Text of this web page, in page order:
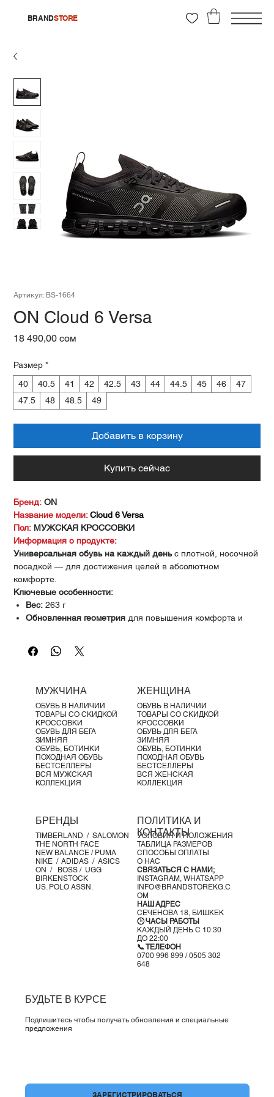
BRANDSTORE
Артикул: BS-1664
ON Cloud 6 Versa
18 490,00 сом
Размер *
40
40.5 41 42 42.5 43 44 44.5 45 46
47
47.5
48 48.5 49
Добавить в корзину
Купить сейчас
Бренд: ON
Название модели:Cloud 6 Versa
Пол: МУЖСКАЯ КРОССОВКИ
Информация о продукте:
Универсальная обувь на каждый деньс плотной, носочной
посадкой — для достижения целей в абсолютном
комфорте.
Ключевые особенности:
Вес: 263 г
Обновленная геометрия для повышения комфорта и
Улучшенная амортизация и стабильность
дополнительной устойчивости
Мягкий и легкий верх
с вязаным воротником и язычком
Более широкие подушки Cloudsдля комфорта и
снижения пронации
Повышенная износостойкостьноска и пятки
МУЖЧИНА
ОБУВЬ В НАЛИЧИИ
ТОВАРЫ СО СКИДКОЙ
КРОССОВКИ
ОБУВЬ ДЛЯ БЕГА
ЗИМНЯЯ
ОБУВЬ, БОТИНКИ
ПОХОДНАЯ ОБУВЬ
БЕСТСЕЛЛЕРЫ
ВСЯ МУЖСКАЯ
КОЛЛЕКЦИЯ
ЖЕНЩИНА
ОБУВЬ В НАЛИЧИИ
ТОВАРЫ СО СКИДКОЙ
КРОССОВКИ
ОБУВЬ ДЛЯ БЕГА
ЗИМНЯЯ
ОБУВЬ, БОТИНКИ
ПОХОДНАЯ ОБУВЬ
БЕСТСЕЛЛЕРЫ
ВСЯ ЖЕНСКАЯ
КОЛЛЕКЦИЯ
БРЕНДЫ
TIMBERLAND / SALOMON
THE NORTH FACE
NEW BALANCE / PUMA
NIKE / ADIDAS / ASICS
ON / BOSS / UGG
BIRKENSTOCK
US. POLO ASSN.
ПОЛИТИКА И
КОНТАКТЫ
УСЛОВИЯ И ПОЛОЖЕНИЯ
ТАБЛИЦА РАЗМЕРОВ
СПОСОБЫ ОПЛАТЫ
О НАС
СВЯЗАТЬСЯ С НАМИ;
INSTAGRAM, WHATSAPP
INFO@BRANDSTOREKG.C
OM
НАШ АДРЕС
СЕЧЕНОВА 18, БИШКЕК
🕒 ЧАСЫ РАБОТЫ
КАЖДЫЙ ДЕНЬ С 10:30
ДО 22:00
📞 ТЕЛЕФОН
0700 996 899 / 0505 302
648
БУДЬТЕ В КУРСЕ
Подпишитесь чтобы получать обновления и специальные
предложения
ЗАРЕГИСТРИРОВАТЬСЯ